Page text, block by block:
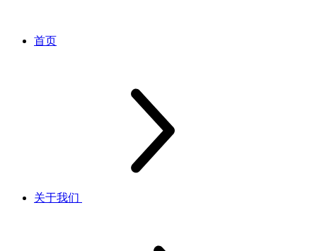
首页
关于我们